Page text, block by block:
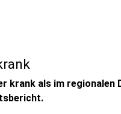
krank als im regionalen